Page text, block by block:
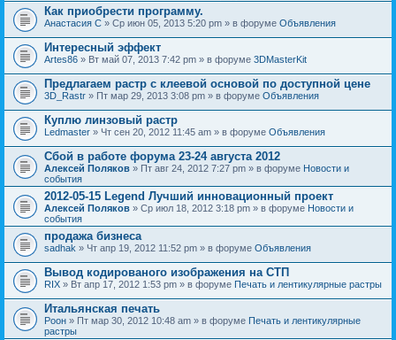
Как приобрести программу.
Анастасия С » Ср июн 05, 2013 5:20 pm » в форуме Объявления
Интересный эффект
Artes86 » Вт май 07, 2013 7:42 pm » в форуме 3DMasterKit
Предлагаем растр с клеевой основой по доступной цене
3D_Rastr » Пт мар 29, 2013 3:08 pm » в форуме Объявления
Куплю линзовый растр
Ledmaster » Чт сен 20, 2012 11:45 am » в форуме Объявления
Сбой в работе форума 23-24 августа 2012
Алексей Поляков » Пт авг 24, 2012 7:27 pm » в форуме Новости и
события
2012-05-15 Legend Лучший инновационный проект
Алексей Поляков » Ср июл 18, 2012 3:18 pm » в форуме Новости и
события
продажа бизнеса
sadhak » Чт апр 19, 2012 11:52 pm » в форуме Объявления
Вывод кодированого изображения на СТП
RIX » Вт апр 17, 2012 1:53 pm » в форуме Печать и лентикулярные растры
Итальянская печать
Pоон » Пт мар 30, 2012 10:48 am » в форуме Печать и лентикулярные
растры